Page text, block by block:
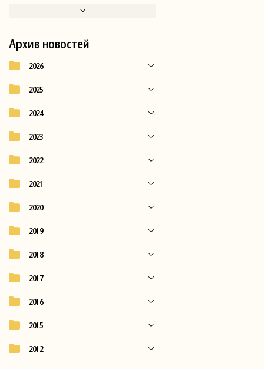
Архив новостей
2026
2025
2024
2023
2022
2021
2020
2019
2018
2017
2016
2015
2012